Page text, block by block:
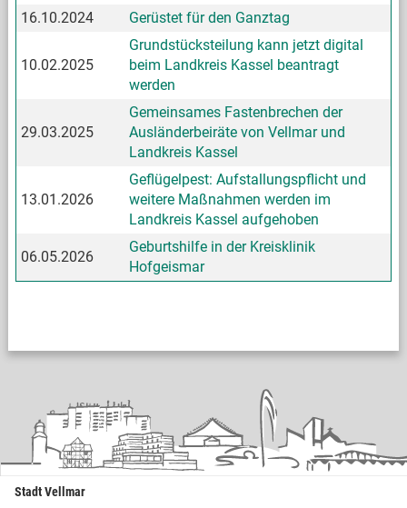
16.10.2024
Gerüstet für den Ganztag
10.02.2025
Grundstücksteilung kann jetzt digital
beim Landkreis Kassel beantragt
werden
29.03.2025
Gemeinsames Fastenbrechen der
Ausländerbeiräte von Vellmar und
Landkreis Kassel
13.01.2026
Geflügelpest: Aufstallungspflicht und
weitere Maßnahmen werden im
Landkreis Kassel aufgehoben
06.05.2026
Geburtshilfe in der Kreisklinik
Hofgeismar
Stadt Vellmar